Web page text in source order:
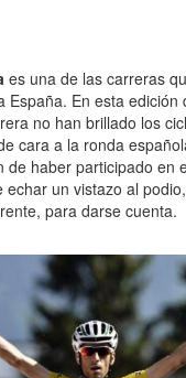
es una de las carreras
España. En esta edición
no han brillado los
cara a la ronda
de haber participado en
echar un vistazo al
para darse cuenta.